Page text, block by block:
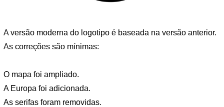
A versão moderna do logotipo é baseada na versão anterior.
As correções são mínimas:
O mapa foi ampliado.
A Europa foi adicionada.
As serifas foram removidas.